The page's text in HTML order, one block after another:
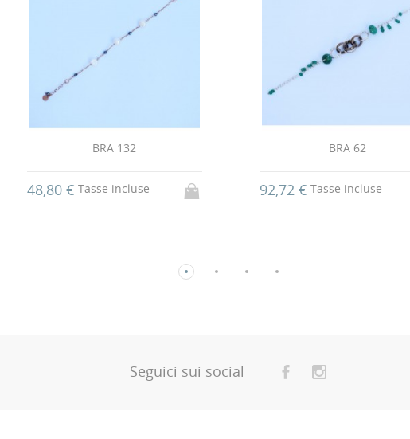
BRA 132
48,80 € Tasse incluse
BRA 62
92,72 € Tasse incluse
Seguici sui social